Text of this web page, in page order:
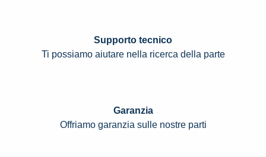
Supporto tecnico
Ti possiamo aiutare nella ricerca della parte
Garanzia
Offriamo garanzia sulle nostre parti